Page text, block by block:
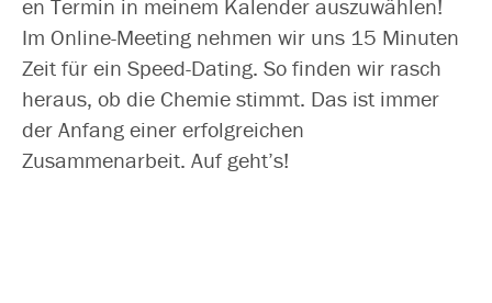
en Termin in mei­nem Kalender aus­zu­wäh­len!
Im Online-Meeting neh­men wir uns 15 Minuten
Zeit für ein Speed-Dating. So fin­den wir rasch
her­aus, ob die Chemie stimmt. Das ist immer
der Anfang einer erfolg­rei­chen
Zusammenarbeit. Auf geht’s!